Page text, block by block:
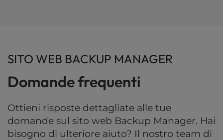
SITO WEB BACKUP MANAGER
Domande frequenti
Ottieni risposte dettagliate alle tue
domande sul sito web Backup Manager. Hai
bisogno di ulteriore aiuto? Il nostro team di